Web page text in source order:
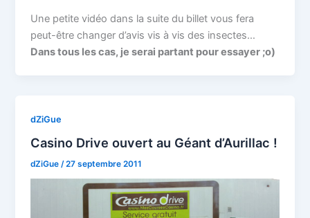
Une petite vidéo dans la suite du billet vous fera
peut-être changer d’avis vis à vis des insectes…
Dans tous les cas, je serai partant pour essayer ;o)
dZiGue
Casino Drive ouvert au Géant d’Aurillac !
dZiGue/27 septembre 2011